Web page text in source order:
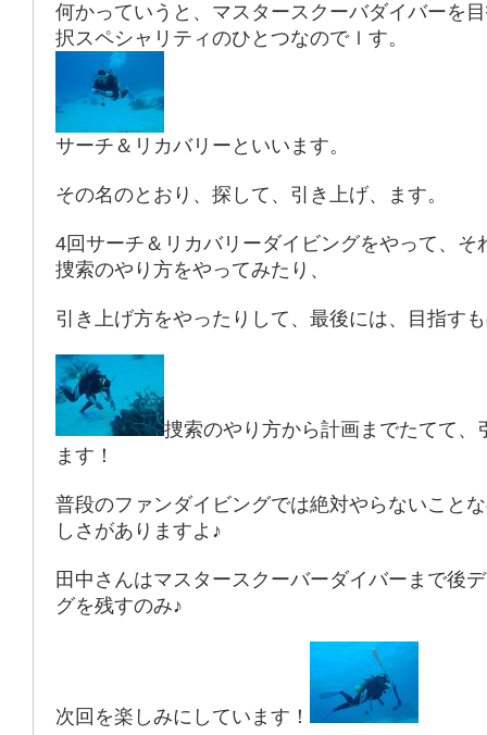
何かっていうと、マスタースクーバダイバーを
択スペシャリティのひとつなのでｌす。
サーチ＆リカバリーといいます。
その名のとおり、探して、引き上げ、ます。
4回サーチ＆リカバリーダイビングをやって、そ
捜索のやり方をやってみたり、
引き上げ方をやったりして、最後には、目指す
捜索のやり方から計画までたてて、
ます！
普段のファンダイビングでは絶対やらないこと
しさがありますよ♪
田中さんはマスタースクーバーダイバーまで後
グを残すのみ♪
次回を楽しみにしています！